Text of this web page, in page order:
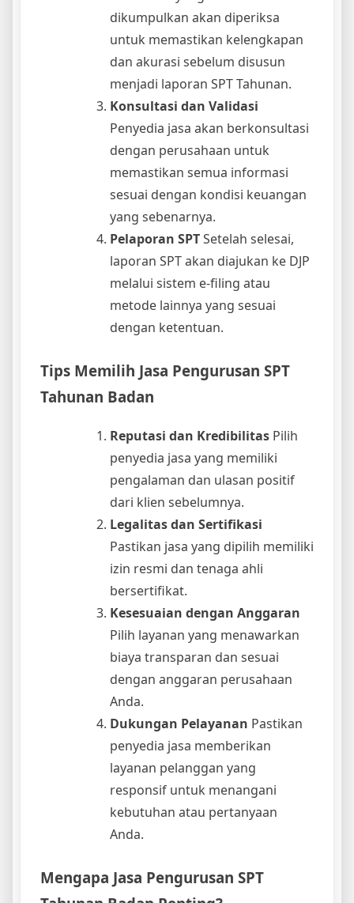
dikumpulkan akan diperiksa
untuk memastikan kelengkapan
dan akurasi sebelum disusun
menjadi laporan SPT Tahunan.
Konsultasi dan Validasi
Penyedia jasa akan berkonsultasi
dengan perusahaan untuk
memastikan semua informasi
sesuai dengan kondisi keuangan
yang sebenarnya.
Pelaporan SPTSetelah selesai,
laporan SPT akan diajukan ke DJP
melalui sistem e-filing atau
metode lainnya yang sesuai
dengan ketentuan.
Tips Memilih Jasa Pengurusan SPT
Tahunan Badan
Reputasi dan Kredibilitas Pilih
penyedia jasa yang memiliki
pengalaman dan ulasan positif
dari klien sebelumnya.
Legalitas dan Sertifikasi
Pastikan jasa yang dipilih memiliki
izin resmi dan tenaga ahli
bersertifikat.
Kesesuaian dengan Anggaran
Pilih layanan yang menawarkan
biaya transparan dan sesuai
dengan anggaran perusahaan
Anda.
Dukungan Pelayanan Pastikan
penyedia jasa memberikan
layanan pelanggan yang
responsif untuk menangani
kebutuhan atau pertanyaan
Anda.
Mengapa Jasa Pengurusan SPT